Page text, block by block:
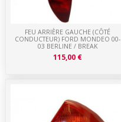
FEU ARRIÈRE GAUCHE (CÔTÉ
CONDUCTEUR) FORD MONDEO 00-
03 BERLINE / BREAK
115,00 €